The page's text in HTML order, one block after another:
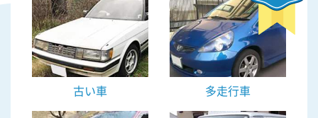
古い車 多走行車